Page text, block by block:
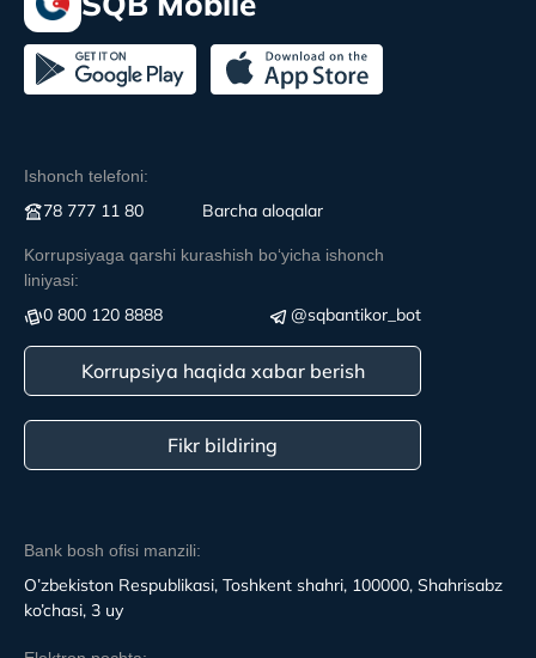
Bank bosh ofisi manzili:
O’zbekiston Respublikasi, Toshkent shahri, 100000, Shahrisabz
ko’chasi, 3 uy
Ishonch telefoni:
78 777 11 80 Вarcha aloqalar
Korrupsiyaga qarshi kurashish boʻyicha ishonch
liniyasi:
0 800 120 8888 @sqbantikor_bot
Korrupsiya haqida xabar berish
Fikr bildiring